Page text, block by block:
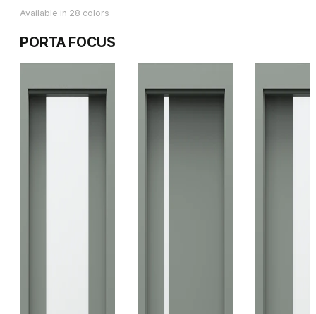
Available in 28 colors
PORTA FOCUS